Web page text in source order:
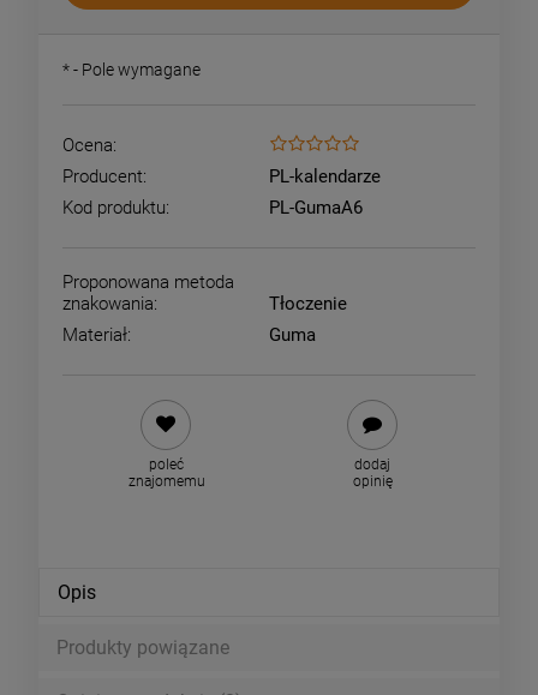
*- Pole wymagane
Ocena:
Producent:
PL-kalendarze
Kod produktu:
PL-GumaA6
Proponowana metoda
znakowania:
Tłoczenie
Materiał:
Guma
poleć
znajomemu
dodaj
opinię
Opis
Produkty powiązane